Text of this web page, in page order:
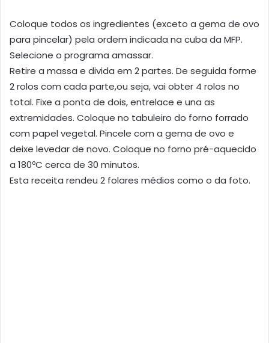
Coloque todos os ingredientes (exceto a gema de ovo
para pincelar) pela ordem indicada na cuba da MFP.
Selecione o programa amassar.
Retire a massa e divida em 2 partes. De seguida forme
2 rolos com cada parte,ou seja, vai obter 4 rolos no
total. Fixe a ponta de dois, entrelace e una as
extremidades. Coloque no tabuleiro do forno forrado
com papel vegetal. Pincele com a gema de ovo e
deixe levedar de novo. Coloque no forno pré-aquecido
a 180ºC cerca de 30 minutos.
Esta receita rendeu 2 folares médios como o da foto.